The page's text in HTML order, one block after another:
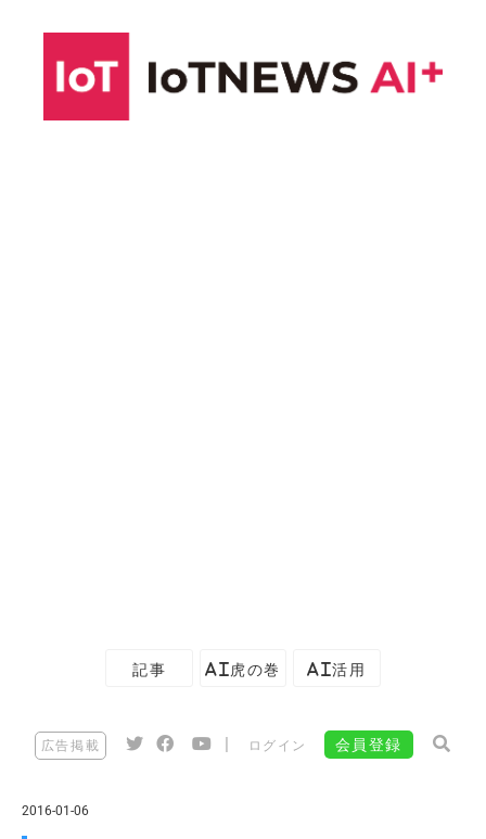
記事 AI虎の巻 AI活用
広告掲載 ログイン 会員登録
2016-01-06